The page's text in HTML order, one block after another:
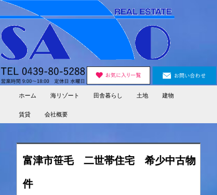
Skip
to
primary
content
ホーム 海リゾート 田舎暮らし 土地 建物
賃貸 会社概要
富津市笹毛 二世帯住宅 希少中古物
件